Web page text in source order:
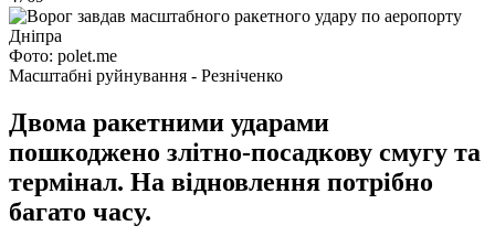
Фото: polet.me
Масштабні руйнування - Резніченко
Двома ракетними ударами
пошкоджено злітно-посадкову смугу та
термінал. На відновлення потрібно
багато часу.